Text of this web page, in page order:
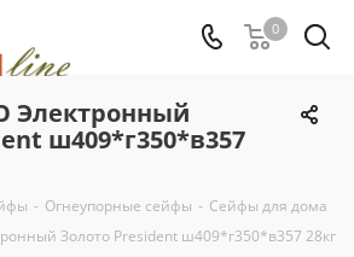
0
Электронный
ш409*г350*в357
- Огнеупорные сейфы - Сейфы для дома
Золото President ш409*г350*в357 28кг